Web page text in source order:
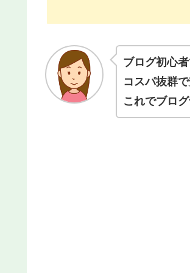
ブログ初心
コスパ抜群
これでブロ